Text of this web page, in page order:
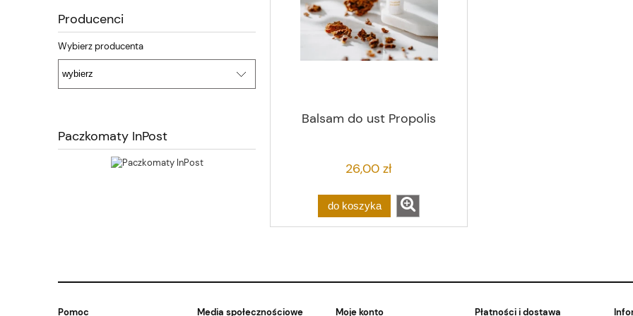
Producenci
Wybierz producenta
Paczkomaty InPost
Balsam do ust Propolis
26,00 zł
do koszyka
Pomoc Media społecznościowe Moje konto Płatności i dostawa